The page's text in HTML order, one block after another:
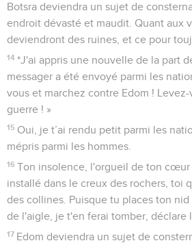
Botsra deviendra un sujet de
endroit dévasté et maudit. Quant aux
deviendront des ruines, et ce pour
14 *J'ai appris une nouvelle de la part
messager a été envoyé parmi les
vous et marchez contre Edom !
guerre ! »
15 Oui, je t’ai rendu petit parmi les
mépris parmi les hommes.
16 Ton insolence, l'orgueil de ton cœur
installé dans le creux des rochers, toi
des collines. Puisque tu places ton
de l'aigle, je t'en ferai tomber, déclare
17 Edom deviendra un sujet de